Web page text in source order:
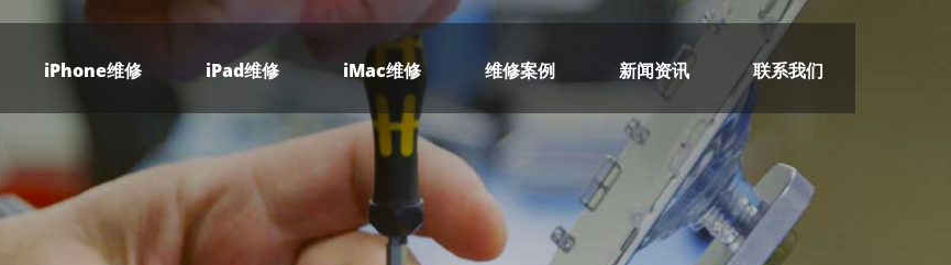
iPhone维修 iPad维修 iMac维修 维修案例 新闻资讯 联系我们